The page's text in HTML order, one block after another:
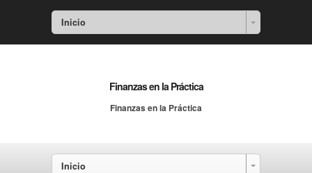
Inicio
Finanzas en la Práctica
Finanzas en la Práctica
Inicio